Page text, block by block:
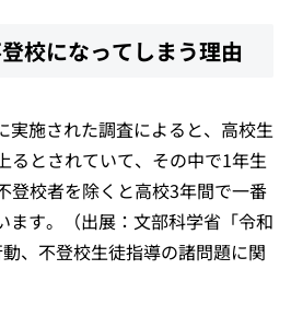
校になってしまう理由
実施された調査によると、高校生
るとされていて、その中で1年生
登校者を除くと高校3年間で一番
ます。（出展：文部科学省「令和
、不登校生徒指導の諸問題に関